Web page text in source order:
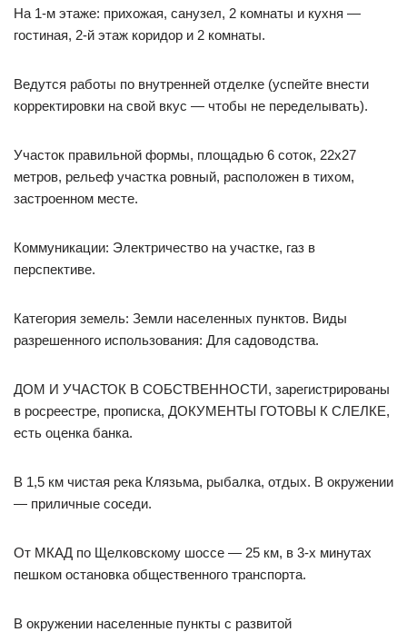
На 1-м этаже: прихожая, санузел, 2 комнаты и кухня —
гостиная, 2-й этаж коридор и 2 комнаты.
Ведутся работы по внутренней отделке (успейте внести
корректировки на свой вкус — чтобы не переделывать).
Участок правильной формы, площадью 6 соток, 22х27
метров, рельеф участка ровный, расположен в тихом,
застроенном месте.
Коммуникации: Электричество на участке, газ в
перспективе.
Категория земель: Земли населенных пунктов. Виды
разрешенного использования: Для садоводства.
ДОМ И УЧАСТОК В СОБСТВЕННОСТИ, зарегистрированы
в росреестре, прописка, ДОКУМЕНТЫ ГОТОВЫ К СЛЕЛКЕ,
есть оценка банка.
В 1,5 км чистая река Клязьма, рыбалка, отдых. В окружении
— приличные соседи.
От МКАД по Щелковскому шоссе — 25 км, в 3-х минутах
пешком остановка общественного транспорта.
В окружении населенные пункты с развитой